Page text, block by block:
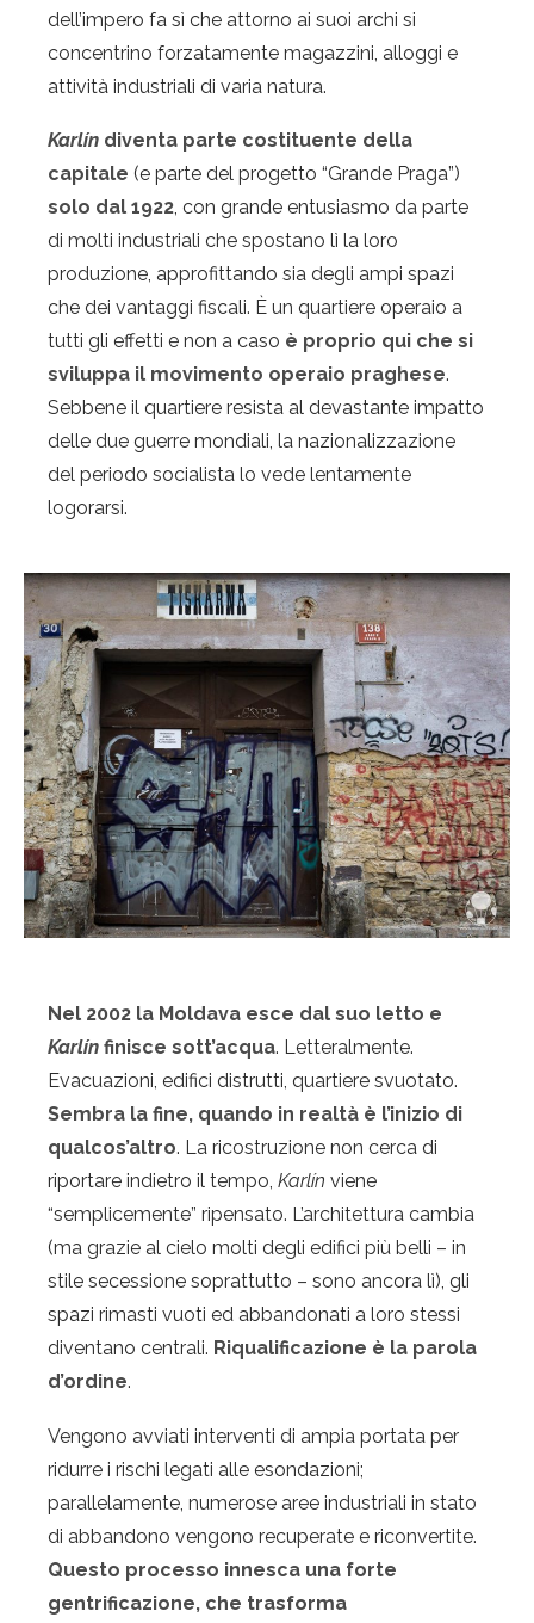
dell’impero fa sì che attorno ai suoi archi si
concentrino forzatamente magazzini, alloggi e
attività industriali di varia natura.
Karlín diventa parte costituente della
capitale (e parte del progetto “Grande Praga”)
solo dal 1922, con grande entusiasmo da parte
di molti industriali che spostano lì la loro
produzione, approfittando sia degli ampi spazi
che dei vantaggi fiscali. È un quartiere operaio a
tutti gli effetti e non a caso è proprio qui che si
sviluppa il movimento operaio praghese.
Sebbene il quartiere resista al devastante impatto
delle due guerre mondiali, la nazionalizzazione
del periodo socialista lo vede lentamente
logorarsi.
Nel 2002 la Moldava esce dal suo letto e
Karlín finisce sott’acqua. Letteralmente.
Evacuazioni, edifici distrutti, quartiere svuotato.
Sembra la fine, quando in realtà è l’inizio di
qualcos’altro. La ricostruzione non cerca di
riportare indietro il tempo, Karlín viene
“semplicemente” ripensato. L’architettura cambia
(ma grazie al cielo molti degli edifici più belli – in
stile secessione soprattutto – sono ancora lì), gli
spazi rimasti vuoti ed abbandonati a loro stessi
diventano centrali. Riqualificazione è la parola
d’ordine.
Vengono avviati interventi di ampia portata per
ridurre i rischi legati alle esondazioni;
parallelamente, numerose aree industriali in stato
di abbandono vengono recuperate e riconvertite.
Questo processo innesca una forte
gentrificazione, che trasforma